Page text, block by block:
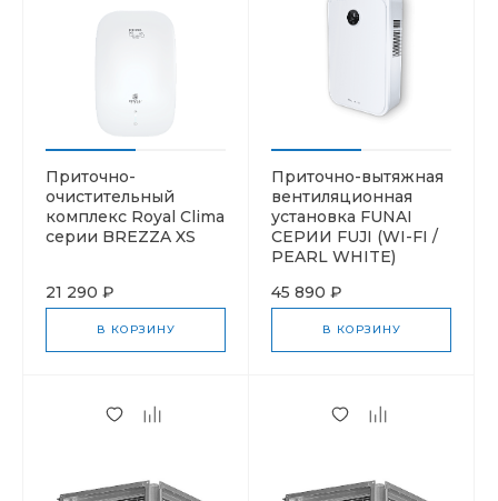
Приточно-
очистительный
комплекс Royal Clima
серии BREZZA XS
21 290 ₽
В КОРЗИНУ
Приточно-вытяжная
вентиляционная
установка FUNAI
СЕРИИ FUJI (WI-FI /
PEARL WHITE)
45 890 ₽
В КОРЗИНУ